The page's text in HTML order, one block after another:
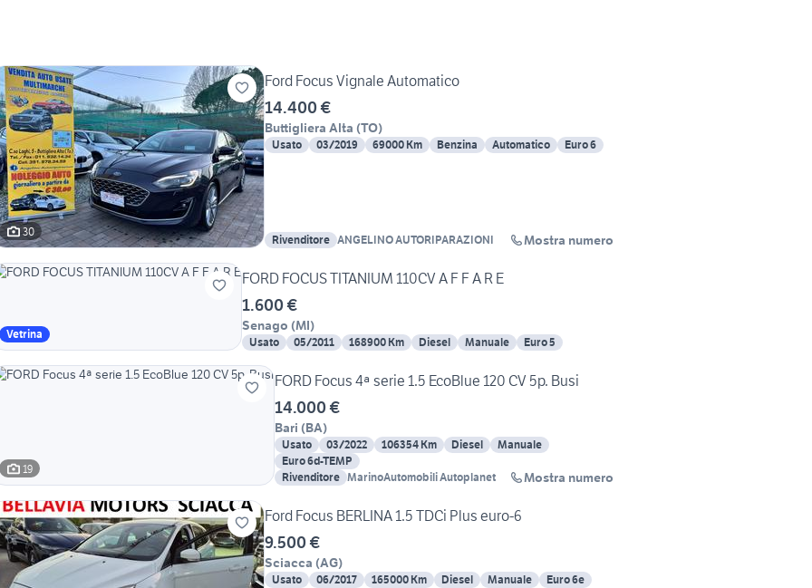
30
Ford Focus Vignale Automatico
14.400 €
Buttigliera Alta (TO)
Usato 03/2019 69000 Km Benzina Automatico Euro 6
Rivenditore ANGELINO AUTORIPARAZIONI Mostra numero
Vetrina
FORD FOCUS TITANIUM 110CV A F F A R E
1.600 €
Senago (MI)
Usato 05/2011 168900 Km Diesel Manuale Euro 5
19
FORD Focus 4ª serie 1.5 EcoBlue 120 CV 5p. Busi
14.000 €
Bari (BA)
Usato 03/2022 106354 Km Diesel
Manuale
Euro 6d-TEMP
Rivenditore MarinoAutomobili Autoplanet Mostra numero
Ford Focus BERLINA 1.5 TDCi Plus euro-6
9.500 €
Sciacca (AG)
Usato 06/2017 165000 Km Diesel Manuale Euro 6e